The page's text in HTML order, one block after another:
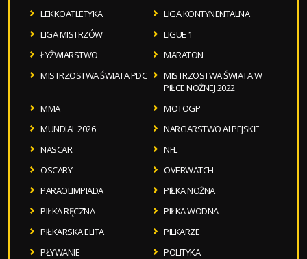
LEKKOATLETYKA
LIGA KONTYNENTALNA
LIGA MISTRZÓW
LIGUE 1
ŁYŻWIARSTWO
MARATON
MISTRZOSTWA ŚWIATA PDC
MISTRZOSTWA ŚWIATA W
PIŁCE NOŻNEJ 2022
MMA
MOTOGP
MUNDIAL 2026
NARCIARSTWO ALPEJSKIE
NASCAR
NFL
OSCARY
OVERWATCH
PARAOLIMPIADA
PIŁKA NOŻNA
PIŁKA RĘCZNA
PIŁKA WODNA
PIŁKARSKA ELITA
PILKARZE
PŁYWANIE
POLITYKA